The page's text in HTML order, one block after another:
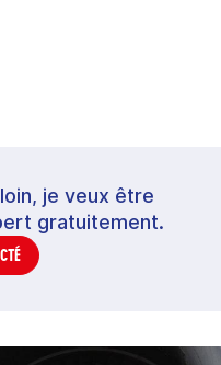
je veux être
gratuitement.